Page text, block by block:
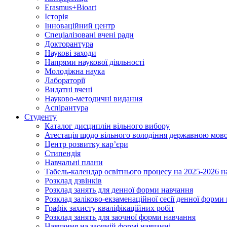
Erasmus+Bioart
Історія
Інноваційний центр
Спеціалізовані вчені ради
Докторантура
Наукові заходи
Напрями наукової діяльності
Молодіжна наука
Лабораторії
Видатні вчені
Науково-методичні видання
Аспірантура
Студенту
Каталог дисциплін вільного вибору
Атестація щодо вільного володіння державною
Центр розвитку кар’єри
Стипендія
Навчальні плани
Табель-календар освітнього процесу на 2025-2026
Розклад дзвінків
Розклад занять для денної форми навчання
Розклад заліково-екзаменаційної сесії денної
Графік захисту кваліфікаційних робіт
Розклад занять для заочної форми навчання